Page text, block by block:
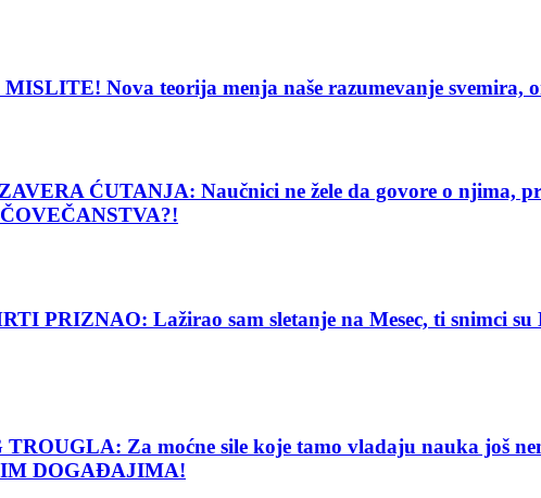
Nova teorija menja naše razumevanje svemira,
ĆUTANJA: Naučnici ne žele da govore o njima,
PRIZNAO: Lažirao sam sletanje na Mesec, ti snimci
Za moćne sile koje tamo vladaju nauka još
DOGAĐAJIMA!